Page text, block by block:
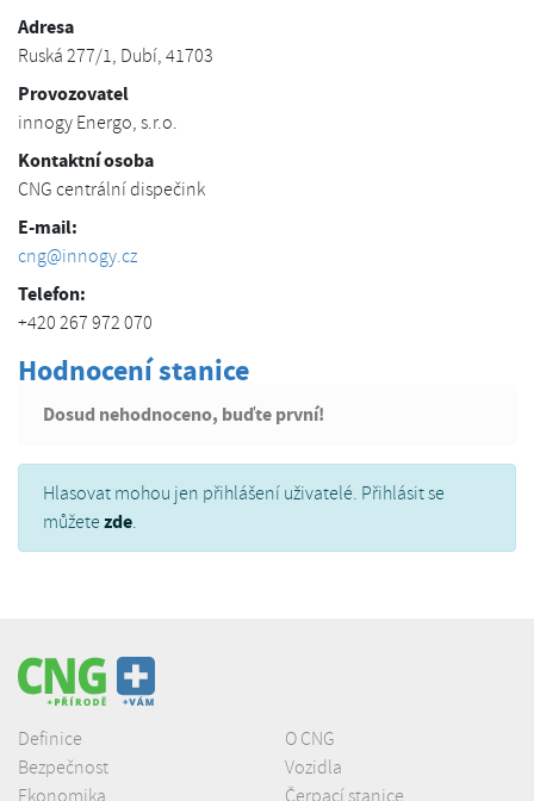
Adresa
Ruská 277/1, Dubí, 41703
Provozovatel
innogy Energo, s.r.o.
Kontaktní osoba
CNG centrální dispečink
E-mail:
cng@innogy.cz
Telefon:
+420 267 972 070
Hodnocení stanice
Dosud nehodnoceno, buďte první!
Hlasovat mohou jen přihlášení uživatelé. Přihlásit se
můžetezde.
Definice
Bezpečnost
Ekonomika
O CNG
Vozidla
Čerpací stanice